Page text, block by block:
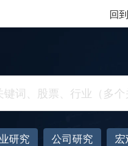
回
研究 公司研究